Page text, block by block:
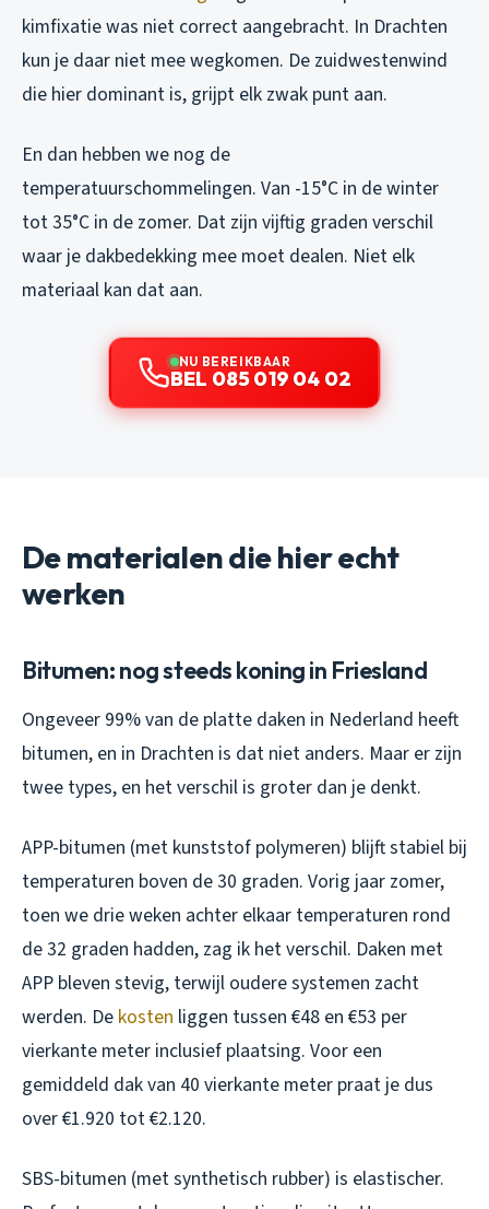
kimfixatie was niet correct aangebracht. In Drachten
kun je daar niet mee wegkomen. De zuidwestenwind
die hier dominant is, grijpt elk zwak punt aan.
En dan hebben we nog de
temperatuurschommelingen. Van -15°C in de winter
tot 35°C in de zomer. Dat zijn vijftig graden verschil
waar je dakbedekking mee moet dealen. Niet elk
materiaal kan dat aan.
NU BEREIKBAAR
BEL 085 019 04 02
De materialen die hier echt
werken
Bitumen: nog steeds koning in Friesland
Ongeveer 99% van de platte daken in Nederland heeft
bitumen, en in Drachten is dat niet anders. Maar er zijn
twee types, en het verschil is groter dan je denkt.
APP-bitumen (met kunststof polymeren) blijft stabiel bij
temperaturen boven de 30 graden. Vorig jaar zomer,
toen we drie weken achter elkaar temperaturen rond
de 32 graden hadden, zag ik het verschil. Daken met
APP bleven stevig, terwijl oudere systemen zacht
werden. De kosten liggen tussen €48 en €53 per
vierkante meter inclusief plaatsing. Voor een
gemiddeld dak van 40 vierkante meter praat je dus
over €1.920 tot €2.120.
SBS-bitumen (met synthetisch rubber) is elastischer.